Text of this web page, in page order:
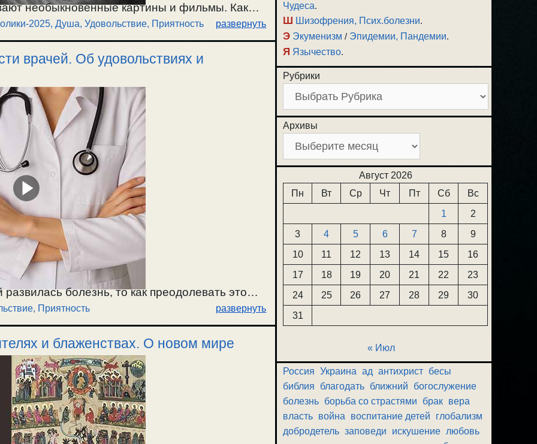
необыкновенные картины и фильмы. Как
Все земные и временные
погружается в адское состояние. О
души. О вечном удовлетворении души
/ 27.09.2025.
2025, Душа, Удовольствие, Приятность развернуть
врачей. Об удовольствиях и
болезнь, то как преодолевать это
легче. О счастье и удовольствии
земные удовольствия кратковременны. /
Приятность развернуть
и блаженствах. О новом мире
Чудеса.
Ш Шизофрения, Псих.болезни.
Э Экуменизм / Эпидемии, Пандемии.
Я Язычество.
Рубрики
Архивы
Август 2026
Пн
Вт Ср Чт Пт Сб
Вс
1
2
3
4 5 6 7 8
9
10
11 12 13 14 15
16
17
18 19 20 21 22
23
24
25 26 27 28 29
30
31
« Июл
Россия Украина ад антихрист бесы
библия
благодать ближний
богослужение
болезнь борьба со страстями брак вера
власть война воспитание детей
глобализм
добродетель заповеди искушение любовь